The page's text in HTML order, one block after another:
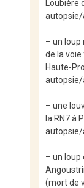
autopsie/
– un
de la
Haute-
autopsie/
– une
la RN7 à
autopsie/
– un
(mort de